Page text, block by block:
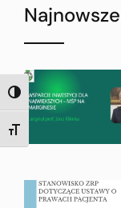
TOGGLE HIGH
TOGGLE FONT SIZE